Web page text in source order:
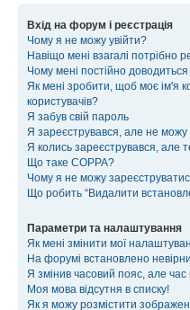
Вхід на форум і реєстрація
Чому я не можу увійти?
Навіщо мені взагалі потрібно
Чому мені постійно доводиться
Як мені зробити, щоб моє ім'я
користувачів?
Я забув свій пароль
Я зареєструвався, але не
Я колись зареєструвався, але
Що таке COPPA?
Чому я не можу
Що робить “Видалити
Параметри та налаштування
Як мені змінити мої
На форумі встановлено
Я змінив часовий пояс, але
Моя мова відсутня в списку!
Як я можу розмістити